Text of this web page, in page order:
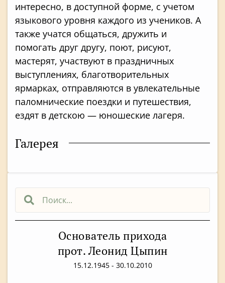
Основатель прихода
прот. Леонид Цыпин
15.12.1945 - 30.10.2010
интересно, в доступной форме, с учетом
языкового уровня каждого из учеников. А
также учатся общаться, дружить и
помогать друг другу, поют, рисуют,
мастерят, участвуют в праздничных
выступлениях, благотворительных
ярмарках, отправляются в увлекательные
паломнические поездки и путешествия,
ездят в детскою — юношеские лагеря.
Галерея